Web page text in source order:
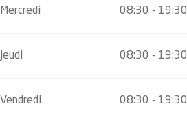
Mercredi 08:30 - 19:30
Jeudi 08:30 - 19:30
Vendredi 08:30 - 19:30